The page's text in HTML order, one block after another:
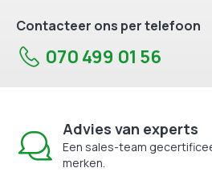
Contacteer ons per telefoon
070 499 01 56
Advies van experts
Een sales-team
merken.